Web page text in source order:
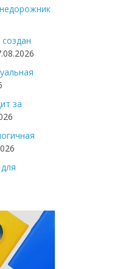
за